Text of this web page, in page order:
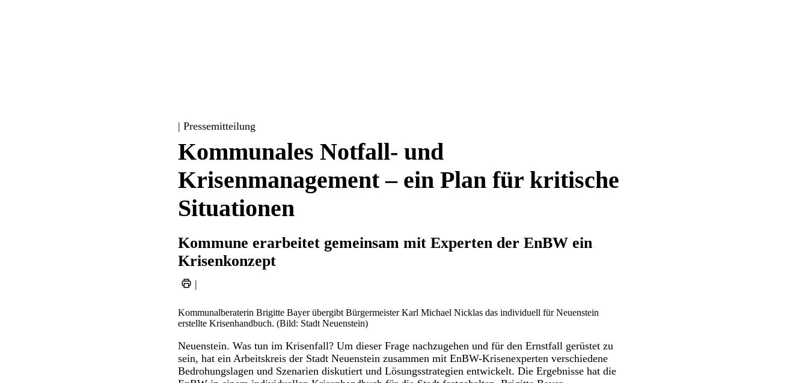
| Pressemitteilung
Kommunales Notfall- und
Krisenmanagement – ein Plan für kritische
Situationen
Kommune erarbeitet gemeinsam mit Experten der EnBW ein
Krisenkonzept
|
Kommunalberaterin Brigitte Bayer übergibt Bürgermeister Karl Michael Nicklas das individuell für Neuenstein
erstellte Krisenhandbuch. (Bild: Stadt Neuenstein)
Neuenstein. Was tun im Krisenfall? Um dieser Frage nachzugehen und für den Ernstfall gerüstet zu
sein, hat ein Arbeitskreis der Stadt Neuenstein zusammen mit EnBW-Krisenexperten verschiedene
Bedrohungslagen und Szenarien diskutiert und Lösungsstrategien entwickelt. Die Ergebnisse hat die